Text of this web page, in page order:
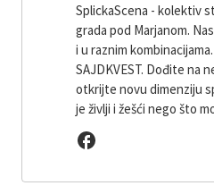
SplickaScena - kolektiv
grada pod Marjanom.
i u raznim
SAJDKVEST. Dođite na
otkrijte novu dimenziju
je življi i žešći nego što